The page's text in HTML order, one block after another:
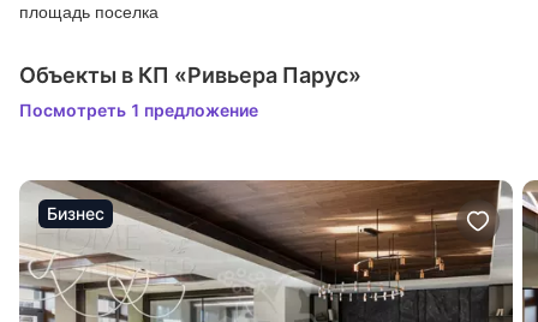
площадь поселка
Объекты в КП «Ривьера Парус»
Посмотреть 1 предложение
Бизнес